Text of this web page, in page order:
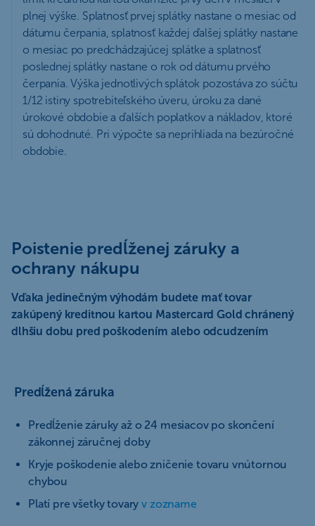
plnej výške. Splatnosť prvej splátky nastane o mesiac od
dátumu čerpania, splatnosť každej ďalšej splátky nastane
o mesiac po predchádzajúcej splátke a splatnosť
poslednej splátky nastane o rok od dátumu prvého
čerpania. Výška jednotlivých splátok pozostáva zo súčtu
1/12 istiny spotrebiteľského úveru, úroku za dané
úrokové obdobie a ďalších poplatkov a nákladov, ktoré
sú dohodnuté. Pri výpočte sa neprihliada na bezúročné
obdobie.
Poistenie predĺženej záruky a
ochrany nákupu
Vďaka jedinečným výhodám budete mať tovar
zakúpený kreditnou kartou Mastercard Gold chránený
dlhšiu dobu pred poškodením alebo odcudzením
Predĺžená záruka
Predĺženie záruky až o 24 mesiacov po skončení
zákonnej záručnej doby
Kryje poškodenie alebo zničenie tovaru vnútornou
chybou
Platí pre všetky tovaryv zozname